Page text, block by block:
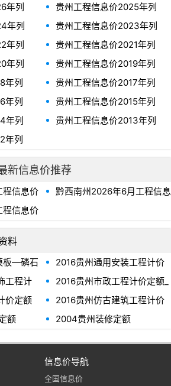
年列
息价
贵州工程信息价2025年列
表、贵州省2025年信息价
年列
息价
贵州工程信息价2023年列
表、贵州省2023年信息价
年列
息价
贵州工程信息价2021年列
表、贵州省2021年信息价
年列
息价
贵州工程信息价2019年列
表、贵州省2019年信息价
年列
息价
贵州工程信息价2017年列
表、贵州省2017年信息价
年列
息价
贵州工程信息价2015年列
表、贵州省2015年信息价
年列
息价
贵州工程信息价2013年列
年列
新信息价推荐
信息价
黔西南州2026年6月工程信息
信息价
料
板—磷石
价定额
建建通
2016贵州通用安装工程计价
工程计
2016贵州市政工程计价定额_
说明及计算规则
价定额
2016贵州仿古建筑工程计价
定额_定额说明
额 2004贵州装修定额
信息价导航
全国信息价